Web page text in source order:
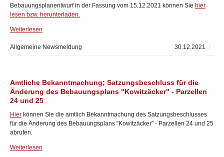
Bebauungsplanentwurf in der Fassung vom 15.12.2021 können Sie hier
lesen bzw. herunterladen.
Weiterlesen
30.12.2021
Allgemeine Newsmeldung
Amtliche Bekanntmachung; Satzungsbeschluss für die
Änderung des Bebauungsplans "Kowitzäcker" - Parzellen
24 und 25
Hier können Sie die amtlich Bekanntmachung des Satzungsbeschlusses
für die Änderung des Bebauungsplans "Kowitzäcker" - Parzellen 24 und 25
abrufen.
Weiterlesen